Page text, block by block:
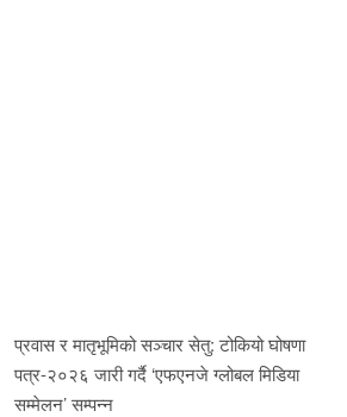
प्रवास र मातृभूमिको सञ्चार सेतु: टोकियो घोषणा
पत्र-२०२६ जारी गर्दै ‘एफएनजे ग्लोबल मिडिया
सम्मेलन’ सम्पन्न